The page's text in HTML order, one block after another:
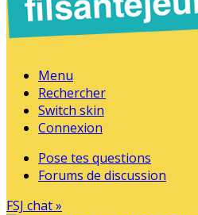
Menu
Rechercher
Switch skin
Connexion
Pose tes questions
Forums de discussion
FSJ chat »